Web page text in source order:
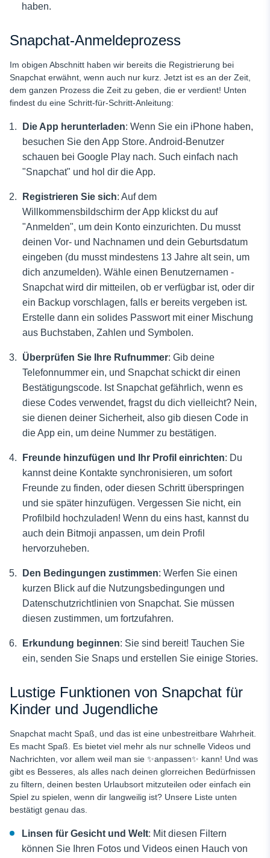
haben.
Snapchat-Anmeldeprozess
Im obigen Abschnitt haben wir bereits die Registrierung bei
Snapchat erwähnt, wenn auch nur kurz. Jetzt ist es an der Zeit,
dem ganzen Prozess die Zeit zu geben, die er verdient! Unten
findest du eine Schritt-für-Schritt-Anleitung:
Die App herunterladen: Wenn Sie ein iPhone haben,
besuchen Sie den App Store. Android-Benutzer
schauen bei Google Play nach. Such einfach nach
"Snapchat" und hol dir die App.
Registrieren Sie sich: Auf dem
Willkommensbildschirm der App klickst du auf
"Anmelden", um dein Konto einzurichten. Du musst
deinen Vor- und Nachnamen und dein Geburtsdatum
eingeben (du musst mindestens 13 Jahre alt sein, um
dich anzumelden). Wähle einen Benutzernamen -
Snapchat wird dir mitteilen, ob er verfügbar ist, oder dir
ein Backup vorschlagen, falls er bereits vergeben ist.
Erstelle dann ein solides Passwort mit einer Mischung
aus Buchstaben, Zahlen und Symbolen.
Überprüfen Sie Ihre Rufnummer: Gib deine
Telefonnummer ein, und Snapchat schickt dir einen
Bestätigungscode. Ist Snapchat gefährlich, wenn es
diese Codes verwendet, fragst du dich vielleicht? Nein,
sie dienen deiner Sicherheit, also gib diesen Code in
die App ein, um deine Nummer zu bestätigen.
Freunde hinzufügen und Ihr Profil einrichten: Du
kannst deine Kontakte synchronisieren, um sofort
Freunde zu finden, oder diesen Schritt überspringen
und sie später hinzufügen. Vergessen Sie nicht, ein
Profilbild hochzuladen! Wenn du eins hast, kannst du
auch dein Bitmoji anpassen, um dein Profil
hervorzuheben.
Den Bedingungen zustimmen: Werfen Sie einen
kurzen Blick auf die Nutzungsbedingungen und
Datenschutzrichtlinien von Snapchat. Sie müssen
diesen zustimmen, um fortzufahren.
Erkundung beginnen: Sie sind bereit! Tauchen Sie
ein, senden Sie Snaps und erstellen Sie einige Stories.
Lustige Funktionen von Snapchat für
Kinder und Jugendliche
Snapchat macht Spaß, und das ist eine unbestreitbare Wahrheit.
Es macht Spaß. Es bietet viel mehr als nur schnelle Videos und
Nachrichten, vor allem weil man sie ✨anpassen✨ kann! Und was
gibt es Besseres, als alles nach deinen glorreichen Bedürfnissen
zu filtern, deinen besten Urlaubsort mitzuteilen oder einfach ein
Spiel zu spielen, wenn dir langweilig ist? Unsere Liste unten
bestätigt genau das.
Linsen für Gesicht und Welt: Mit diesen Filtern
können Sie Ihren Fotos und Videos einen Hauch von